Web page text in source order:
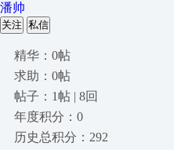
潘帅
关注 私信
精华：0帖
求助：0帖
帖子：1帖 | 8回
年度积分：0
历史总积分：292